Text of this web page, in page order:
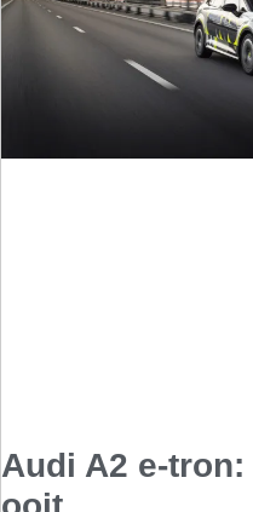
Audi A2 e-